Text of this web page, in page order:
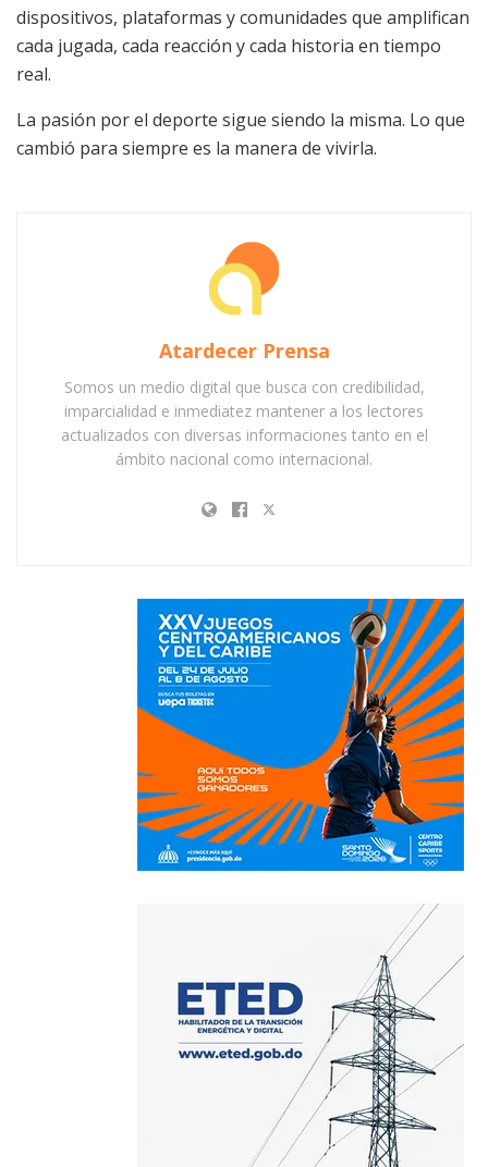
dispositivos, plataformas y comunidades que amplifican
cada jugada, cada reacción y cada historia en tiempo
real.
La pasión por el deporte sigue siendo la misma. Lo que
cambió para siempre es la manera de vivirla.
Atardecer Prensa
Somos un medio digital que busca con credibilidad,
imparcialidad e inmediatez mantener a los lectores
actualizados con diversas informaciones tanto en el
ámbito nacional como internacional.